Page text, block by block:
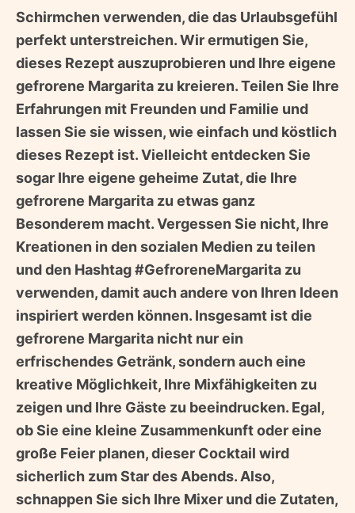
Schirmchen verwenden, die das Urlaubsgefühl
perfekt unterstreichen. Wir ermutigen Sie,
dieses Rezept auszuprobieren und Ihre eigene
gefrorene Margarita zu kreieren. Teilen Sie Ihre
Erfahrungen mit Freunden und Familie und
lassen Sie sie wissen, wie einfach und köstlich
dieses Rezept ist. Vielleicht entdecken Sie
sogar Ihre eigene geheime Zutat, die Ihre
gefrorene Margarita zu etwas ganz
Besonderem macht. Vergessen Sie nicht, Ihre
Kreationen in den sozialen Medien zu teilen
und den Hashtag #GefroreneMargarita zu
verwenden, damit auch andere von Ihren Ideen
inspiriert werden können. Insgesamt ist die
gefrorene Margarita nicht nur ein
erfrischendes Getränk, sondern auch eine
kreative Möglichkeit, Ihre Mixfähigkeiten zu
zeigen und Ihre Gäste zu beeindrucken. Egal,
ob Sie eine kleine Zusammenkunft oder eine
große Feier planen, dieser Cocktail wird
sicherlich zum Star des Abends. Also,
schnappen Sie sich Ihre Mixer und die Zutaten,